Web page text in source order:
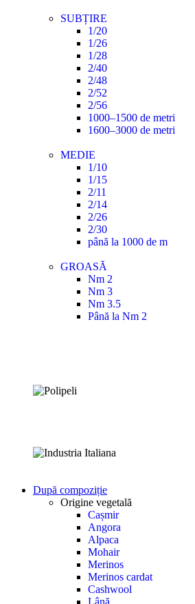
SUBȚIRE
1/20
1/26
1/28
2/40
2/48
2/52
2/56
1000–1500 de metri
1600–3000 de metri
MEDIE
1/10
1/15
2/11
2/14
2/26
2/30
până la 1000 de m
GROASĂ
Nm 2
Nm 3
Nm 3.5
Până la Nm 2
După compoziție
Origine vegetală
Cașmir
Angora
Alpaca
Mohair
Merinos
Merinos cardat
Cashwool
Lână